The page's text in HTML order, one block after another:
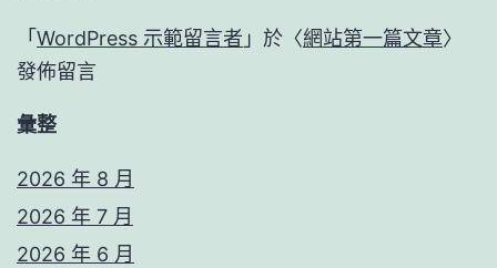
「 WordPress 示範留言者 」於〈網站第一篇文章〉
發佈留言
彙整
2026 年 8 月
2026 年 7 月
2026 年 6 月